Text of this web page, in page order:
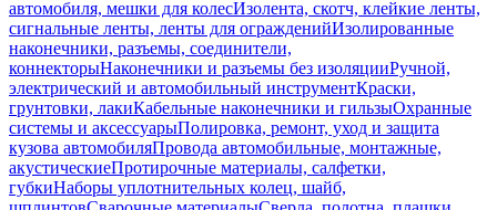
автомобиля, мешки для колесИзолента, скотч, клейкие ленты,
сигнальные ленты, ленты для огражденийИзолированные
наконечники, разъемы, соединители,
коннекторыНаконечники и разъемы без изоляцииРучной,
электрический и автомобильный инструментКраски,
грунтовки, лакиКабельные наконечники и гильзыОхранные
системы и аксессуарыПолировка, ремонт, уход и защита
кузова автомобиляПровода автомобильные, монтажные,
акустическиеПротирочные материалы, салфетки,
губкиНаборы уплотнительных колец, шайб,